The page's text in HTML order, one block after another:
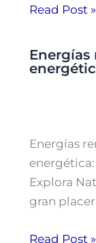
Read Post »
Energías
Energías
Explora
gran
Read Post »